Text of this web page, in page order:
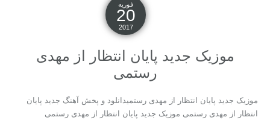
فوریه
20
2017
موزیک جدید پایان انتظار از مهدی
رستمی
موزیک جدید پایان انتظار از مهدی رستمیدانلود و پخش آهنگ جدید پایان
انتظار از مهدی رستمی موزیک جدید پایان انتظار از مهدی رستمی